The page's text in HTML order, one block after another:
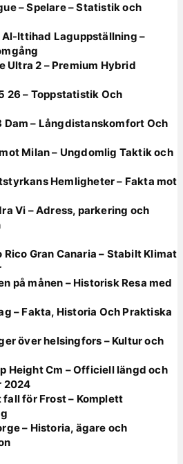
– Spelare – Statistik och
Al-Ittihad Laguppställning –
Ultra 2 – Premium Hybrid
26 – Toppstatistik Och
Dam – Långdistanskomfort Och
Milan – Ungdomlig Taktik och
Hemligheter – Fakta mot
Vi – Adress, parkering och
Rico Gran Canaria – Stabilt Klimat
på månen – Historisk Resa med
– Fakta, Historia Och Praktiska
över helsingfors – Kultur och
Height Cm – Officiell längd och
2024
fall för Frost – Komplett
– Historia, ägare och